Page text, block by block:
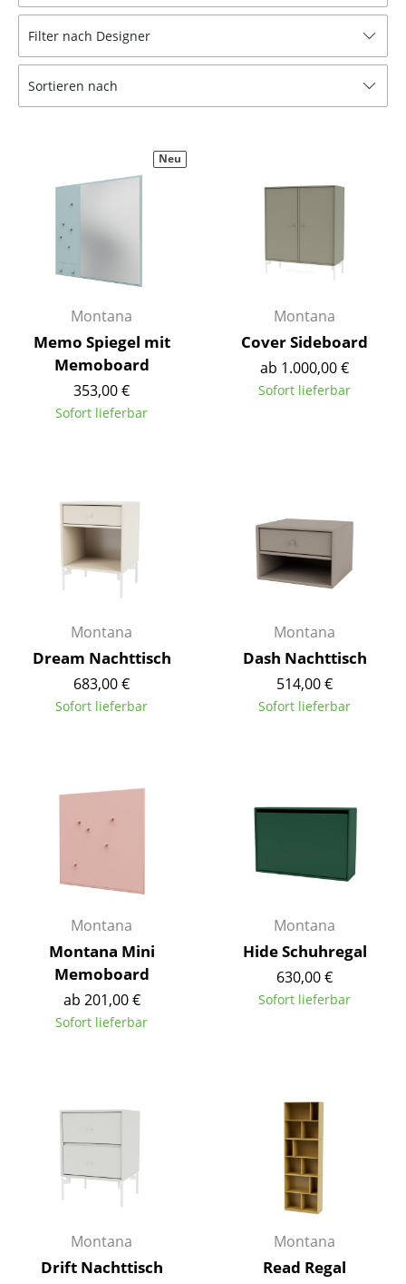
Bänke & Liegen
Sitzsäcke
Schaukelstühle
Bürodrehstühle
Konferenzstühle
Bürosessel
Einzelteile
... alle Sitzmöbel
Beistelltische
Couchtische
Schreibtische
Konferenztische
Stehtische & Stehpulte
Servierwagen
Einzelteile
... alle Tische
Regale & Schränke
Bücherregale
Wandregale
Beistell- & Rollcontainer
Garderoben
Kleinaufbewahrung
Einzelteile
Filter nach Designer
Sortieren nach
Montana
Memo Spiegel mit
Memoboard
353,00 €
Sofort lieferbar
Neu
Montana
Cover Sideboard
ab 1.000,00 €
Sofort lieferbar
Montana
Dream Nachttisch
683,00 €
Sofort lieferbar
Montana
Dash Nachttisch
514,00 €
Sofort lieferbar
Montana
Montana Mini
Memoboard
ab 201,00 €
Sofort lieferbar
Montana
Hide Schuhregal
630,00 €
Sofort lieferbar
Montana
Drift Nachttisch
Montana
Read Regal